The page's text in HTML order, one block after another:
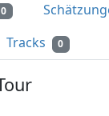
0
Tracks 0